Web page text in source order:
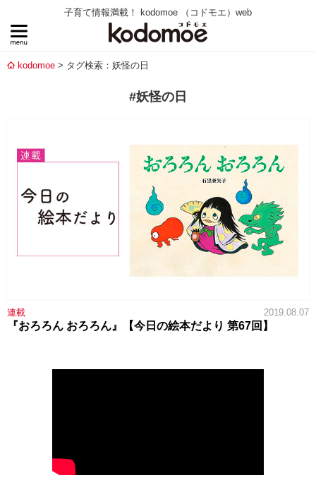
子育て情報満載！ kodomoe （コドモエ）web
kodomoe タグ検索：妖怪の日
#妖怪の日
連載 2019.08.07
『おろろん おろろん』【今日の絵本だより 第67回】